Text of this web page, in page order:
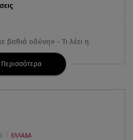
βαθιά οδύνη» - Τι λέει η
προσβολή ήταν το
στο «ψαλίδι» μετά την
Περισσότερα
ΕΛΛΑΔΑ